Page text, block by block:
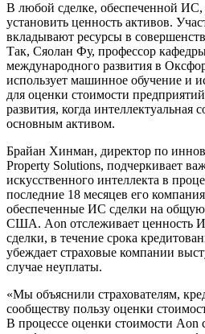
В любой сделке, обеспеченной
установить ценность активов.
вкладывают ресурсы в
Так, Сяолан Фу, профессор
международного развития в
использует машинное обучение и
для оценки стоимости
развития, когда интеллектуальная
основным активом.
Брайан Хинман, директор по
Property Solutions, подчеркивает
искусственного интеллекта в
последние 18 месяцев его
обеспеченные ИС сделки на
США. Aon отслеживает ценность
сделки, в течение срока
убеждает страховые компании
случае неуплаты.
«Мы объяснили страхователям,
сообществу пользу оценки
В процессе оценки стоимости Aon